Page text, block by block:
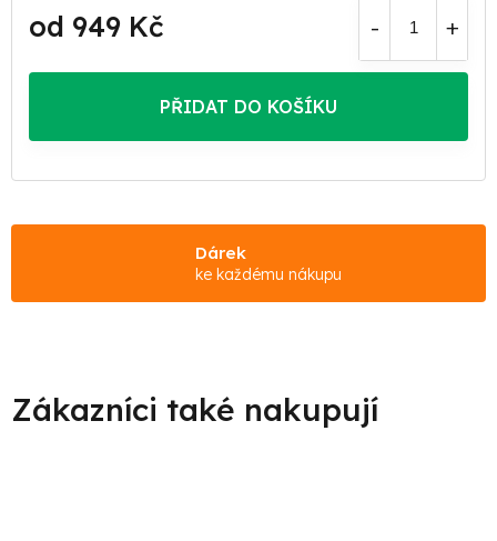
od 949 Kč
cena:
PŘIDAT DO KOŠÍKU
Dárek
ke každému nákupu